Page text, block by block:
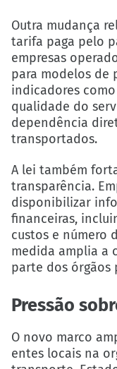
Outra mudança
tarifa paga pelo
empresas
para modelos de
indicadores
qualidade do
dependência
transportados.
A lei também
transparência.
disponibilizar
financeiras,
custos e número
medida amplia a
parte dos órgãos
Pressão
O novo marco
entes locais na